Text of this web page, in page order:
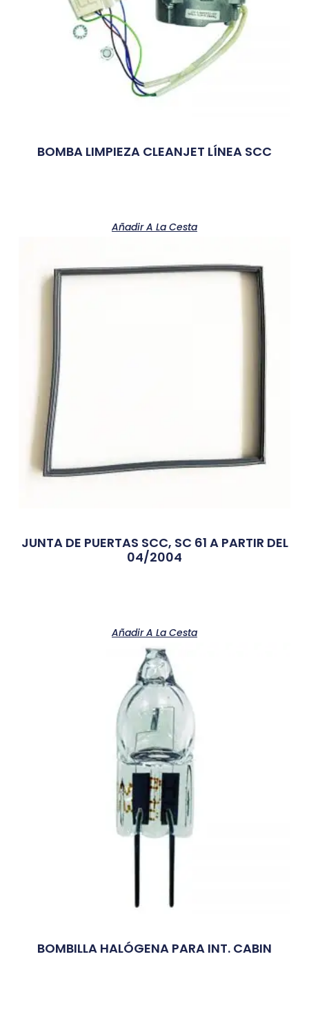
BOMBA LIMPIEZA CLEANJET LÍNEA SCC
Añadir A La Cesta
JUNTA DE PUERTAS SCC, SC 61 A PARTIR DEL
04/2004
Añadir A La Cesta
BOMBILLA HALÓGENA PARA INT. CABIN